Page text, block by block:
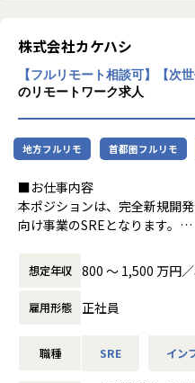
展開
・CI/CD パイプラインへのセ
フト）の推進
監視・運用基盤
・監視、ログ、オブザーバビ
・可用性、パフォーマンス、
対象プロダクト例
・AUTORO: 脆弱性対応および
・OroSee: セキュリティ統制の
整備（Mention Me,
チームリード
策定、標準化の推進、および
など、ご志向性に応じたキャ
現在、若手～ベテラン層まで
磋琢磨しながら成長できる環境
【入社者例】
前職では、省庁（金融）向け
ウドサーバ運用、オンプレサ
操作、
を担当。
実務を通してAWSの設計・構
スへご入社。
前職では、AWSを中心とした
CloudやOracle
業の業務プロセ
化を図っていま
社風/文化
社内の風通し
す。チームワー
ミュニケーショ
働き方/リモート
ホープスでは
均週2～3日の在
ワークライフバ
株式会社カケハシ
【フルリモート相談可】【次
のリモートワーク求人
地方フルリモ 首都圏フルリモ
■お仕事内容
本ポジションは、完全新規開
向け事業のSREとなります。
を定義し、モダンな技術スタ
していくフェーズにあります。
既存のレガシーな仕組みをク
く、次世代の薬局向け事業と
想定年収 800 〜 1,500 万円
雇用形態 正社員
職種 SRE イン